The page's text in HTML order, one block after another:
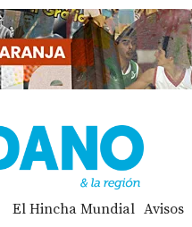
El Hincha Mundial Avisos